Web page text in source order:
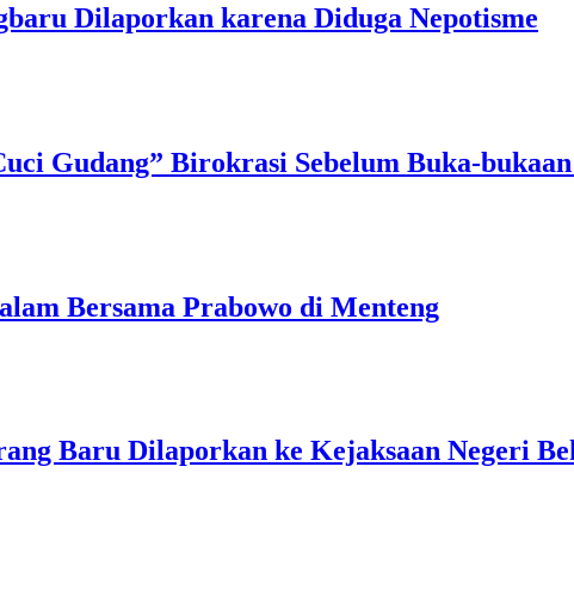
Dilaporkan karena Diduga Nepotisme
Gudang” Birokrasi Sebelum Buka-
Bersama Prabowo di Menteng
Baru Dilaporkan ke Kejaksaan Negeri